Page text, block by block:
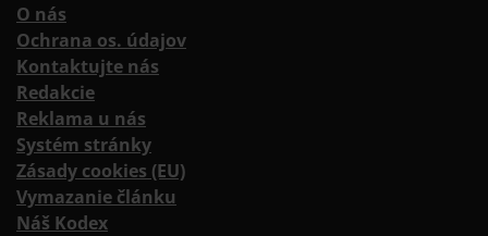
O nás
Ochrana os. údajov
Kontaktujte nás
Redakcie
Reklama u nás
Systém stránky
Zásady cookies (EU)
Vymazanie článku
Náš Kodex